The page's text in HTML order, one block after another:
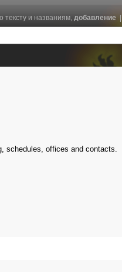
тексту и названиям, добавление|
schedules, offices and contacts.